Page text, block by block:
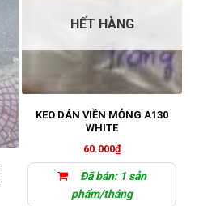
HẾT HÀNG
KEO DÁN VIỀN MỎNG A130
WHITE
60.000₫
Đã bán: 1 sản
phẩm/tháng